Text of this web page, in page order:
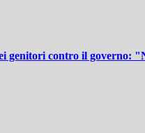
genitori contro il governo: